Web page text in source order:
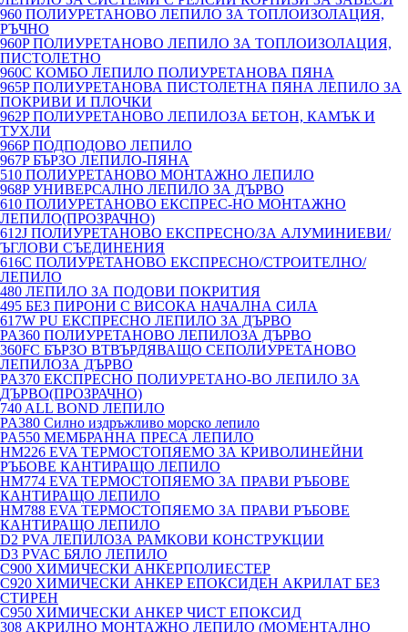
960 ПОЛИУРЕТАНОВО ЛЕПИЛО ЗА ТОПЛОИЗОЛАЦИЯ,
РЪЧНО
960P ПОЛИУРЕТАНОВО ЛЕПИЛО ЗА ТОПЛОИЗОЛАЦИЯ,
ПИСТОЛЕТНО
960C КОМБО ЛЕПИЛО ПОЛИУРЕТАНОВА ПЯНА
965P ПОЛИУРЕТАНОВА ПИСТОЛЕТНА ПЯНА ЛЕПИЛО ЗА
ПОКРИВИ И ПЛОЧКИ
962P ПОЛИУРЕТАНОВО ЛЕПИЛОЗА БЕТОН, КАМЪК И
ТУХЛИ
966P ПОДПОДОВО ЛЕПИЛО
967P БЪРЗО ЛЕПИЛО-ПЯНА
510 ПОЛИУРЕТАНОВО МОНТАЖНО ЛЕПИЛО
968P УНИВЕРСАЛНО ЛЕПИЛО ЗА ДЪРВО
610 ПОЛИУРЕТАНОВО ЕКСПРЕС-НО МОНТАЖНО
ЛЕПИЛО(ПРОЗРАЧНО)
612J ПОЛИУРЕТАНОВО ЕКСПРЕСНО/ЗА АЛУМИНИЕВИ/
ЪГЛОВИ СЪЕДИНЕНИЯ
616C ПОЛИУРЕТАНОВО ЕКСПРЕСНО/СТРОИТЕЛНО/
ЛЕПИЛО
480 ЛЕПИЛО ЗА ПОДОВИ ПОКРИТИЯ
495 БЕЗ ПИРОНИ С ВИСОКА НАЧАЛНА СИЛА
617W PU ЕКСПРЕСНО ЛЕПИЛО ЗА ДЪРВО
PA360 ПОЛИУРЕТАНОВО ЛЕПИЛОЗА ДЪРВО
360FC БЪРЗО ВТВЪРДЯВАЩО СЕПОЛИУРЕТАНОВО
ЛЕПИЛОЗА ДЪРВО
PA370 ЕКСПРЕСНО ПОЛИУРЕТАНО-ВО ЛЕПИЛО ЗА
ДЪРВО(ПРОЗРАЧНО)
740 ALL BOND ЛЕПИЛО
PA380 Силно издръжливо морско лепило
PA550 МЕМБРАННА ПРЕСА ЛЕПИЛО
HM226 EVA ТЕРМОСТОПЯЕМО ЗА КРИВОЛИНЕЙНИ
РЪБОВЕ КАНТИРАЩО ЛЕПИЛО
HM774 EVA ТЕРМОСТОПЯЕМО ЗА ПРАВИ РЪБОВЕ
КАНТИРАЩО ЛЕПИЛО
HM788 EVA ТЕРМОСТОПЯЕМО ЗА ПРАВИ РЪБОВЕ
КАНТИРАЩО ЛЕПИЛО
D2 PVA ЛЕПИЛОЗА РАМКОВИ КОНСТРУКЦИИ
D3 PVAC БЯЛО ЛЕПИЛО
C900 ХИМИЧЕСКИ АНКЕРПОЛИЕСТЕP
C920 ХИМИЧЕСКИ АНКЕР ЕПОКСИДЕН АКРИЛАТ БЕЗ
СТИРЕН
C950 ХИМИЧЕСКИ АНКЕР ЧИСТ ЕПОКСИД
308 АКРИЛНО МОНТАЖНО ЛЕПИЛО (МОМЕНТАЛНО